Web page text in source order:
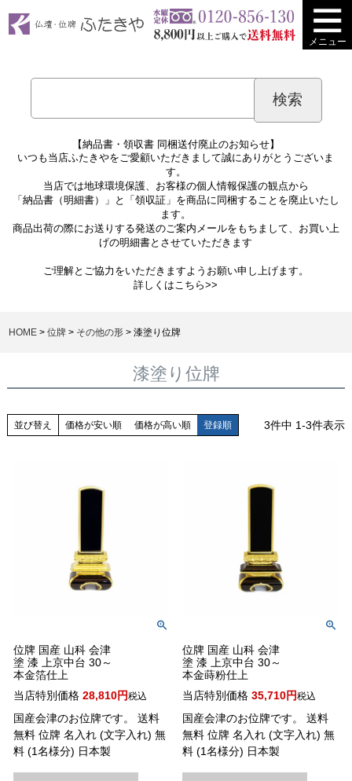
メニュー
【納品書・領収書 同梱送付廃止のお知らせ】
いつも当店ふたきやをご愛顧いただきまして誠にありがとうございま
す。
当店では地球環境保護、お客様の個人情報保護の観点から
「納品書（明細書）」と「領収証」を商品に同梱することを廃止いたし
ます。
商品出荷の際にお送りする発送のご案内メールをもちまして、お買い上
げの明細書とさせていただきます
ご理解とご協力をいただきますようお願い申し上げます。
詳しくはこちら>>
HOME 位牌 その他の形 漆塗り位牌
漆塗り位牌
並び替え 価格が安い順 価格が高い順 登録順 3件中 1-3件表示
位牌 国産 山科 会津
塗 漆 上京中台 30～
本金箔仕上
当店特別価格 28,810 税込
国産会津のお位牌です。 送料
無料 位牌 名入れ (文字入れ) 無
料 (1名様分) 日本製
位牌 国産 山科 会津
塗 漆 上京中台 30～
本金蒔粉仕上
当店特別価格 35,710 税込
国産会津のお位牌です。 送料
無料 位牌 名入れ (文字入れ) 無
料 (1名様分) 日本製